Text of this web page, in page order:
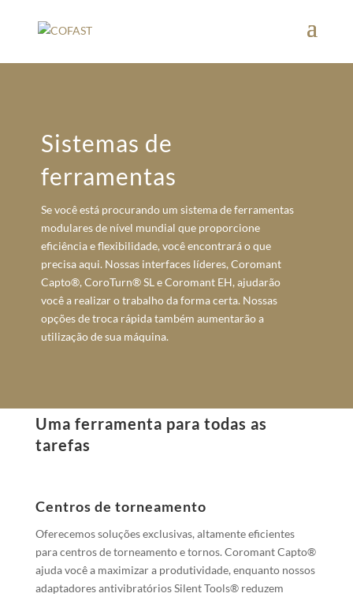
Sistemas de
ferramentas
Se você está procurando um sistema de ferramentas
modulares de nível mundial que proporcione
eficiência e flexibilidade, você encontrará o que
precisa aqui. Nossas interfaces líderes, Coromant
Capto®, CoroTurn® SL e Coromant EH, ajudarão
você a realizar o trabalho da forma certa. Nossas
opções de troca rápida também aumentarão a
utilização de sua máquina.
Uma ferramenta para todas as
tarefas
Centros de torneamento
Oferecemos soluções exclusivas, altamente eficientes
para centros de torneamento e tornos. Coromant Capto®
ajuda você a maximizar a produtividade, enquanto nossos
adaptadores antivibratórios Silent Tools® reduzem